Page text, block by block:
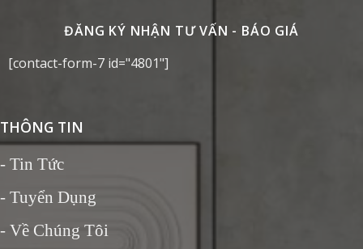
ĐĂNG KÝ NHẬN TƯ VẤN - BÁO GIÁ
[contact-form-7 id="4801"]
THÔNG TIN
- Tin Tức
- Tuyển Dụng
- Về Chúng Tôi